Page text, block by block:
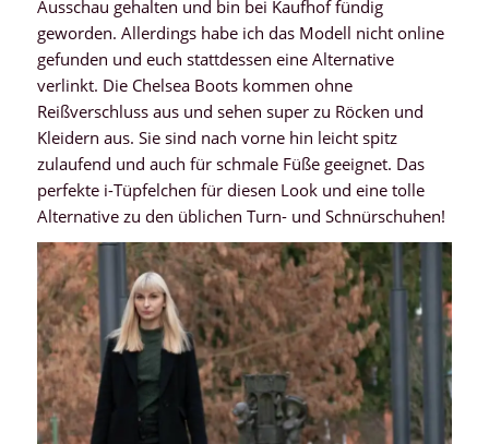
Ausschau gehalten und bin bei Kaufhof fündig
geworden. Allerdings habe ich das Modell nicht online
gefunden und euch stattdessen eine Alternative
verlinkt. Die Chelsea Boots kommen ohne
Reißverschluss aus und sehen super zu Röcken und
Kleidern aus. Sie sind nach vorne hin leicht spitz
zulaufend und auch für schmale Füße geeignet. Das
perfekte i-Tüpfelchen für diesen Look und eine tolle
Alternative zu den üblichen Turn- und Schnürschuhen!